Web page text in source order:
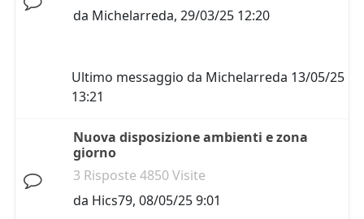
da Michelarreda, 29/03/25 12:20
Ultimo messaggio da Michelarreda 13/05/25
13:21
Nuova disposizione ambienti e zona
giorno
3 Risposte 4850 Visite
da Hics79, 08/05/25 9:01